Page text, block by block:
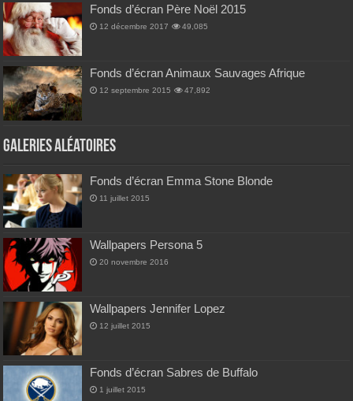
Fonds d’écran Père Noël 2015
12 décembre 2017 49,085
Fonds d’écran Animaux Sauvages Afrique
12 septembre 2015 47,892
Galeries Aléatoires
Fonds d’écran Emma Stone Blonde
11 juillet 2015
Wallpapers Persona 5
20 novembre 2016
Wallpapers Jennifer Lopez
12 juillet 2015
Fonds d’écran Sabres de Buffalo
1 juillet 2015